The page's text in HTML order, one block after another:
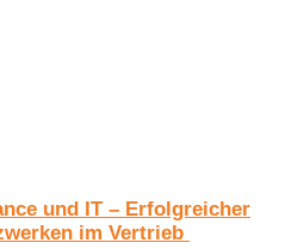
und IT – Erfolgreicher
im Vertrieb